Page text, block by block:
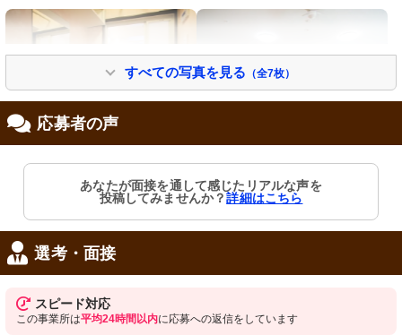
脱衣所
手すり付きで安全に配慮された清潔な
浴室です。快適なバスタイムを支えま
共有スペース
共有の食事スペースは開放感があり、
様々なアクティビティも開催できそう
です。
すべての写真を見る （全7枚）
応募者の声
あなたが面接を通して感じたリアルな声を
投稿してみませんか？詳細はこちら
選考・面接
スピード対応
この事業所は平均24時間以内に応募への返信をしています